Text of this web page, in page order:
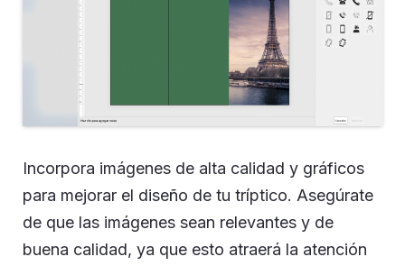
Incorpora imágenes de alta calidad y gráficos
para mejorar el diseño de tu tríptico. Asegúrate
de que las imágenes sean relevantes y de
buena calidad, ya que esto atraerá la atención